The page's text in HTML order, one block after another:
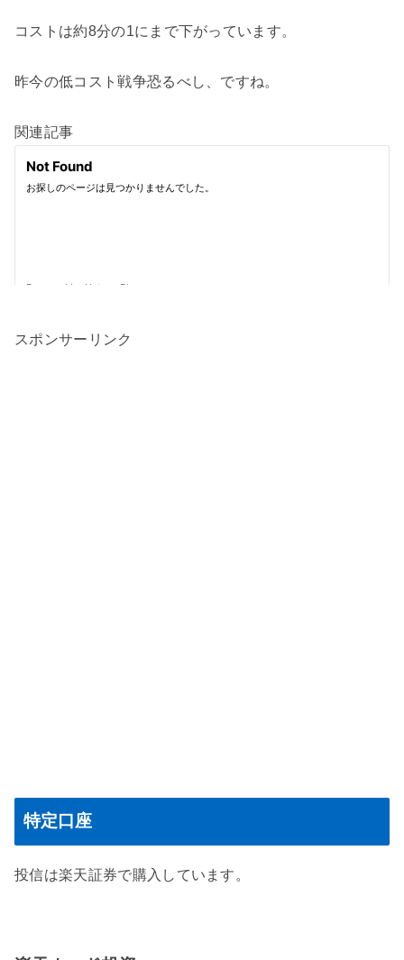
コストは約8分の1にまで下がっています。
昨今の低コスト戦争恐るべし、ですね。
関連記事
スポンサーリンク
特定口座
投信は楽天証券で購入しています。